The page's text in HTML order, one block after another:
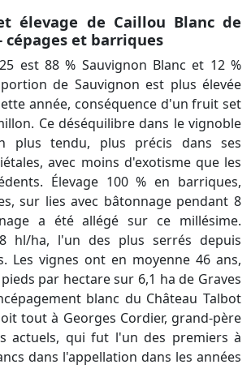
élevage de Caillou Blanc de
et barriques
est 88 % Sauvignon Blanc et 12 %
de Sauvignon est plus élevée
année, conséquence d'un fruit set
Ce déséquilibre dans le vignoble
plus tendu, plus précis dans ses
avec moins d'exotisme que les
Élevage 100 % en barriques,
sur lies avec bâtonnage pendant 8
a été allégé sur ce millésime.
hl/ha, l'un des plus serrés depuis
Les vignes ont en moyenne 46 ans,
par hectare sur 6,1 ha de Graves
blanc du Château Talbot
tout à Georges Cordier, grand-père
actuels, qui fut l'un des premiers à
dans l'appellation dans les années